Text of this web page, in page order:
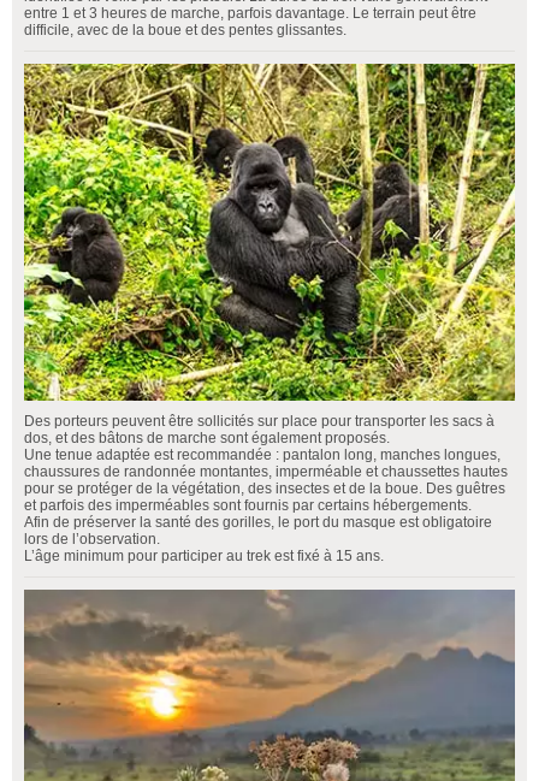
entre 1 et 3 heures de marche, parfois davantage. Le terrain peut être
difficile, avec de la boue et des pentes glissantes.
Des porteurs peuvent être sollicités sur place pour transporter les sacs à
dos, et des bâtons de marche sont également proposés.
Une tenue adaptée est recommandée : pantalon long, manches longues,
chaussures de randonnée montantes, imperméable et chaussettes hautes
pour se protéger de la végétation, des insectes et de la boue. Des guêtres
et parfois des imperméables sont fournis par certains hébergements.
Afin de préserver la santé des gorilles, le port du masque est obligatoire
lors de l’observation.
L’âge minimum pour participer au trek est fixé à 15 ans.